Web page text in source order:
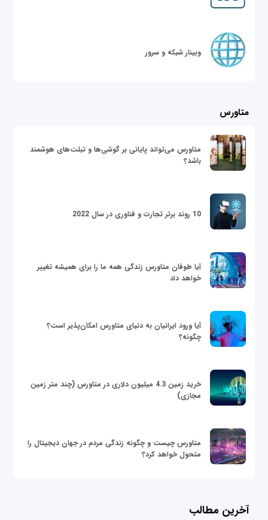
وبینار شبکه و سرور
متاورس
متاورس می‌تواند پایانی بر گوشی‌ها و تبلت‌های هوشمند
باشد؟
10 روند برتر تجارت و فناوری در سال 2022
آیا طوفان متاورس زندگی همه ما را برای همیشه تغییر
خواهد داد
آیا ورود ایرانیان به دنیای متاورس امکان‌پذیر است؟
چگونه؟
خرید زمین 4.3 میلیون دلاری در متاورس (چند متر زمین
مجازی)
متاورس چیست و چگونه زندگی مردم در جهان دیجیتال را
متحول خواهد کرد؟
آخرین مطالب